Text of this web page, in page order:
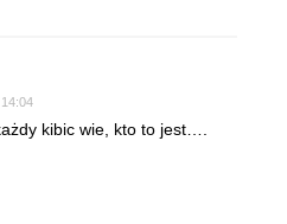
kibic wie, kto to jest….